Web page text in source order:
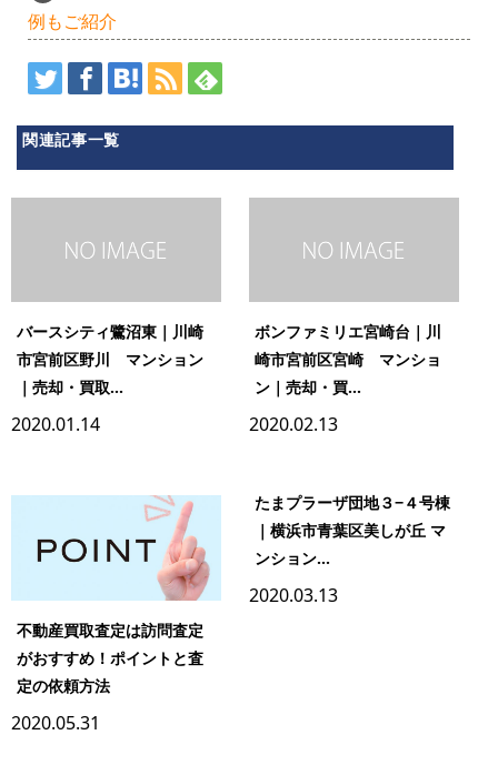
例もご紹介
関連記事一覧
バースシティ鷺沼東｜川崎
市宮前区野川 マンション
｜売却・買取...
2020.01.14
ボンファミリエ宮崎台｜川
崎市宮前区宮崎 マンショ
ン｜売却・買...
2020.02.13
不動産買取査定は訪問査定
がおすすめ！ポイントと査
定の依頼方法
2020.05.31
たまプラーザ団地３−４号棟
｜横浜市青葉区美しが丘 マ
ンション...
2020.03.13